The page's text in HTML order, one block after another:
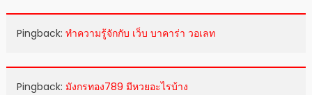
Pingback: ทำความรู้จักกับ เว็บ บาคาร่า วอเลท
Pingback: มังกรทอง789 มีหวยอะไรบ้าง